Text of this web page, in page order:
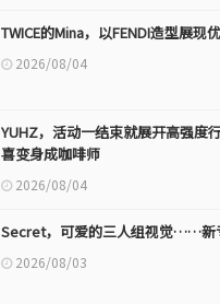
TWICE的Mina，以FENDI造型展现
2026/08/04
YUHZ，活动一结束就展开高强
喜变身成咖啡师
2026/08/04
Secret，可爱的三人组视觉……新
2026/08/03